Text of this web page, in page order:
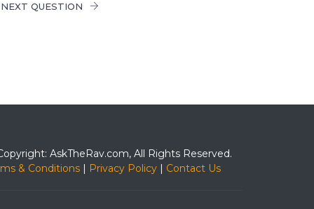
NEXT QUESTION
AskTheRav.com, All Rights Reserved.
& Conditions | Privacy Policy | Contact Us